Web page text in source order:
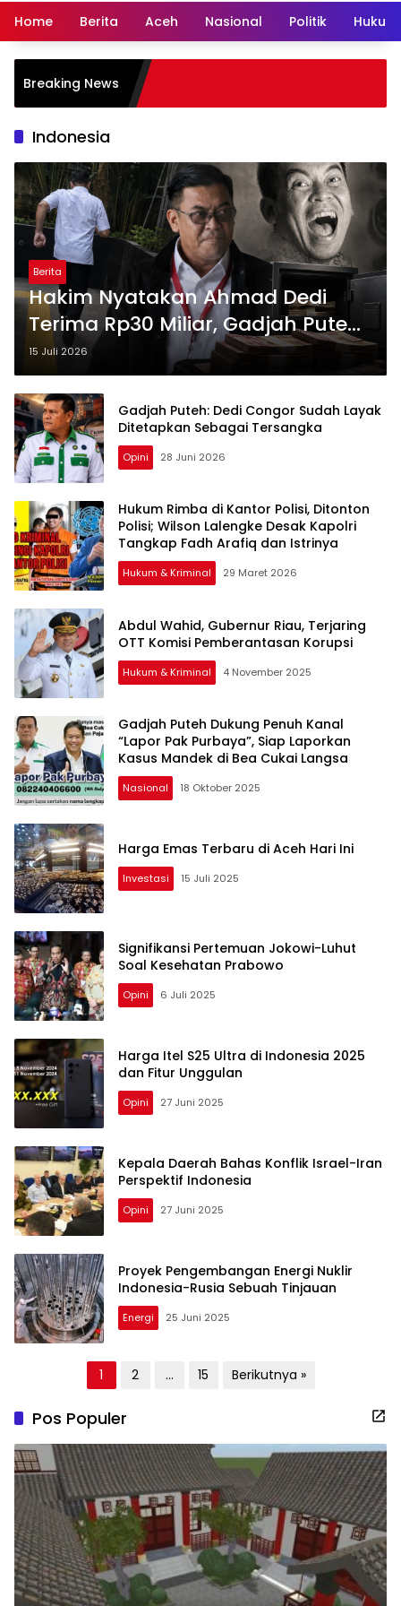
Home Berita Aceh Nasional Politik
Breaking News
Indonesia
Berita
Hakim Nyatakan Ahmad Dedi
Terima Rp30 Miliar, Gadjah Puteh
Desak KPK Segera Tetapkan
Tersangka
15 Juli 2026
Gadjah Puteh: Dedi Congor Sudah Layak
Ditetapkan Sebagai Tersangka
Opini 28 Juni 2026
Hukum Rimba di Kantor Polisi, Ditonton
Polisi; Wilson Lalengke Desak Kapolri
Tangkap Fadh Arafiq dan Istrinya
Hukum & Kriminal 29 Maret 2026
Abdul Wahid, Gubernur Riau, Terjaring
OTT Komisi Pemberantasan Korupsi
Hukum & Kriminal 4 November 2025
Gadjah Puteh Dukung Penuh Kanal
“Lapor Pak Purbaya”, Siap Laporkan
Kasus Mandek di Bea Cukai Langsa
Nasional 18 Oktober 2025
Harga Emas Terbaru di Aceh Hari Ini
Investasi 15 Juli 2025
Signifikansi Pertemuan Jokowi-Luhut
Soal Kesehatan Prabowo
Opini 6 Juli 2025
Harga Itel S25 Ultra di Indonesia 2025
dan Fitur Unggulan
Opini 27 Juni 2025
Kepala Daerah Bahas Konflik Israel-Iran
Perspektif Indonesia
Opini 27 Juni 2025
Proyek Pengembangan Energi Nuklir
Indonesia-Rusia Sebuah Tinjauan
Energi 25 Juni 2025
1 2 … 15 Berikutnya »
Pos Populer